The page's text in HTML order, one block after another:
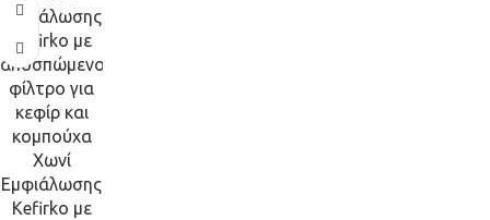
Χωνί
Εμφιάλωσης
Kefirko με